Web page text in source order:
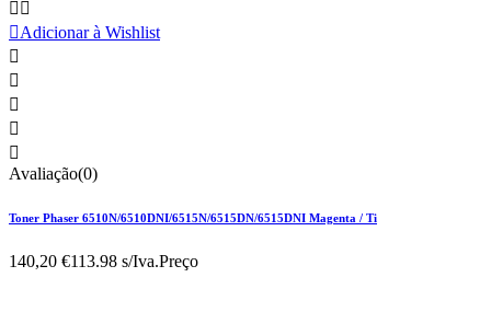
 
Adicionar à Wishlist





Avaliação(0)
Toner Phaser 6510N/6510DNI/6515N/6515DN/6515DNI Magenta / Ti
140,20 €113.98 s/Iva.Preço